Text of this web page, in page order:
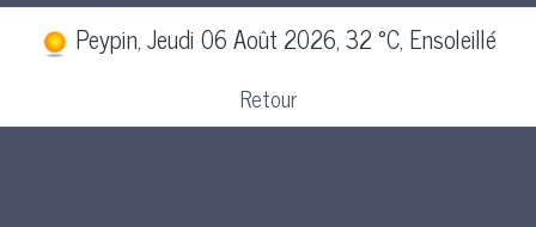
Peypin, Jeudi 06 Août 2026, 32 °C, Ensoleillé
Retour